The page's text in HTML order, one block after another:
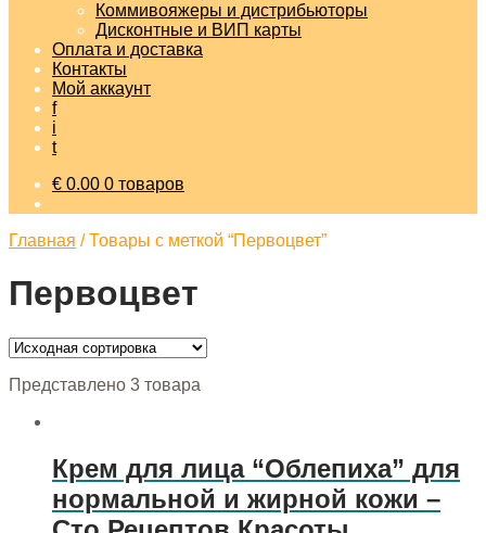
Коммивояжеры и дистрибьюторы
Дисконтные и ВИП карты
Оплата и доставка
Контакты
Мой аккаунт
f
i
t
€ 0.00 0 товаров
Главная /Товары с меткой “Первоцвет”
Первоцвет
Представлено 3 товара
Крем для лица “Облепиха” для
нормальной и жирной кожи –